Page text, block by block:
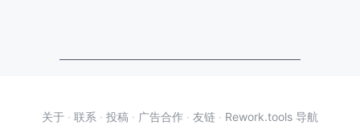
关于 · 联系 · 投稿 · 广告合作 · 友链 · Rework.tools 导航